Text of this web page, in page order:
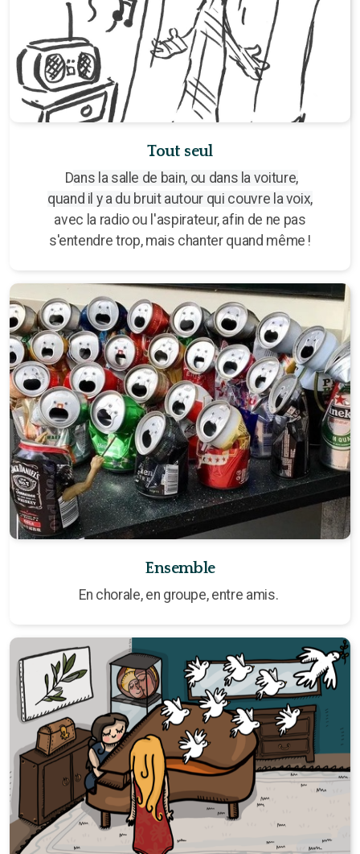
Tout seul
Dans la salle de bain, ou dans la voiture,
quand il y a du bruit autour qui couvre la voix,
avec la radio ou l'aspirateur, afin de ne pas
s'entendre trop, mais chanter quand même !
Ensemble
En chorale, en groupe, entre amis.